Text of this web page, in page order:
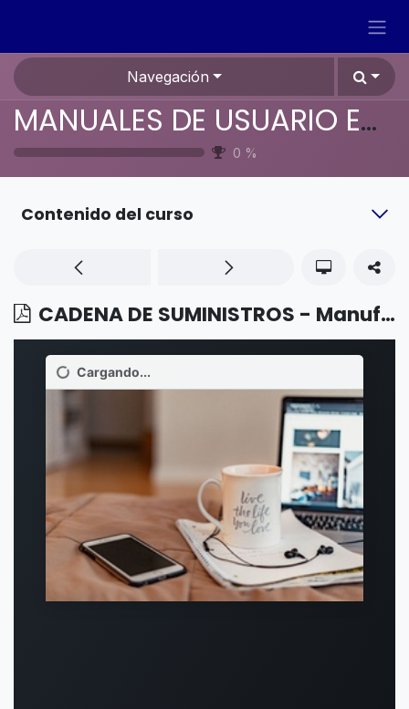
Navegación
MANUALES DE USUARIO EN ESPAÑOL ODOO 19
0 %
Contenido del curso
CADENA DE SUMINISTROS - Manufactura